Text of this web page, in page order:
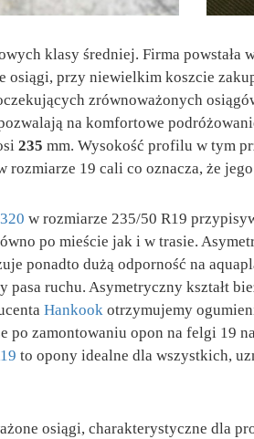
klasy średniej. Firma
osiągi, przy niewielkim koszcie
zrównoważonych
na komfortowe
235 mm. Wysokość profilu w tym
19 cali co oznacza, że
w rozmiarze 235/50 R19
po mieście jak i w trasie.
ponadto dużą odporność na
pasa ruchu. Asymetryczny kształt
Hankook otrzymujemy
po zamontowaniu opon na felgi 19
to opony idealne dla wszystkich,
osiągi, charakterystyczne dla